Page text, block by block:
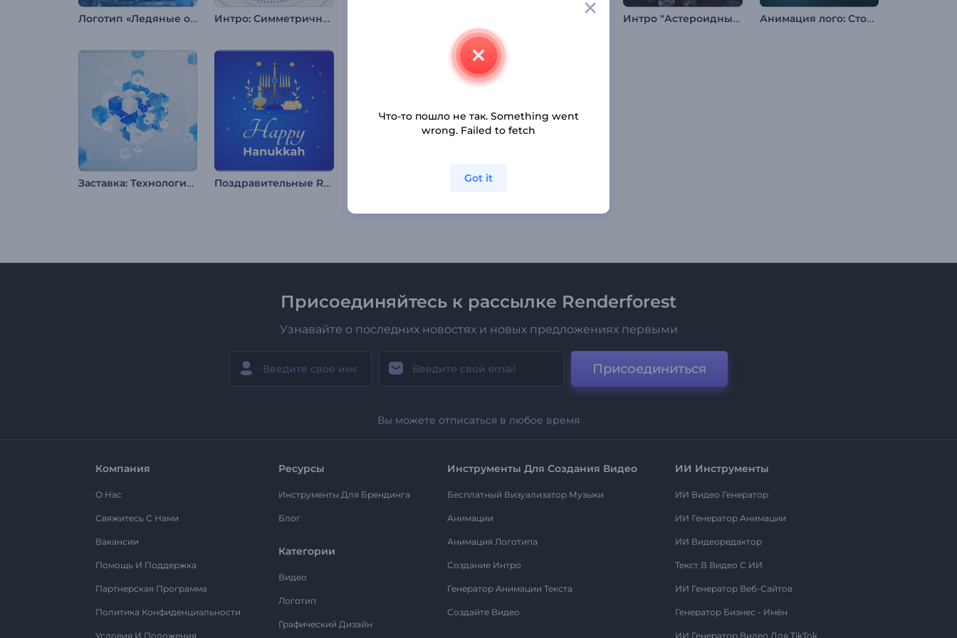
Логотип «Ледяные осколки» Интро: Симметричные фигуры Интро "Астероидный Удар" Анимация лого: Столкновение частиц
Заставка: Технологичные кубы из стекла Поздравительные Reels на Хануку Анимация лого: Кибер-глитч
Присоединяйтесь к рассылке Renderforest
Узнавайте о последних новостях и новых предложениях первыми
Присоединиться
Вы можете отписаться в любое время
Компания
О Нас
Свяжитесь С Нами
Вакансии
Помощь И Поддержка
Партнерская Программа
Политика Конфиденциальности
Условия И Положения
Ресурсы
Инструменты Для Брендинга
Блог
Категории
Видео
Логотип
Графический Дизайн
Инструменты Для Создания Видео
Бесплатный Визуализатор Музыки
Анимации
Анимация Логотипа
Создание Интро
Генератор Анимации Текста
Создайте Видео
ИИ Инструменты
ИИ Видео Генератор
ИИ Генератор Анимации
ИИ Видеоредактор
Текст В Видео С ИИ
ИИ Генератор Веб-Сайтов
Генератор Бизнес - Имён
ИИ Генератор Видео Для TikTok
Что-то пошло не так. Something went
wrong. Failed to fetch
Got it